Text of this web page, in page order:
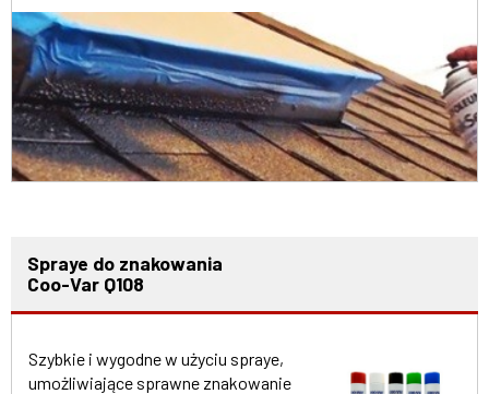
Spraye do znakowania
Coo-Var Q108
Szybkie i wygodne w użyciu spraye,
umożliwiające sprawne znakowanie